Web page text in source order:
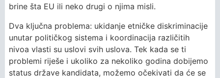
brine šta EU ili neko drugi o njima misli.
Dva ključna problema: ukidanje etničke diskriminacije
unutar političkog sistema i koordinacija različitih
nivoa vlasti su uslovi svih uslova. Tek kada se ti
problemi riješe i ukoliko za nekoliko godina dobijemo
status države kandidata, možemo očekivati da će se